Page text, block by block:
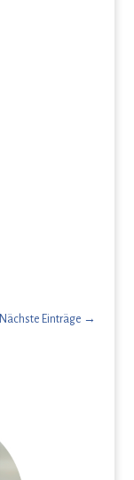
Nächste Einträge →